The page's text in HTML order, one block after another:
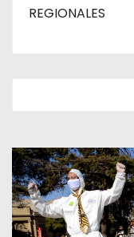
REGIONALES